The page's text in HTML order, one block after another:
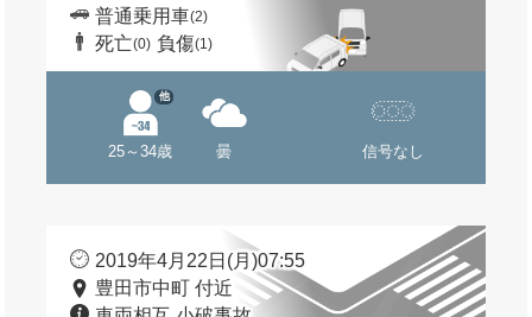
普通乗用車(2)
死亡(0) 負傷(1)
25～34歳
他
曇 信号なし
2019年4月22日(月)07:55
豊田市中町 付近